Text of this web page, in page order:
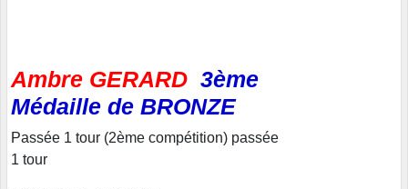
Ambre GERARD 3ème
Médaille de BRONZE
Passée 1 tour (2ème compétition) passée
1 tour